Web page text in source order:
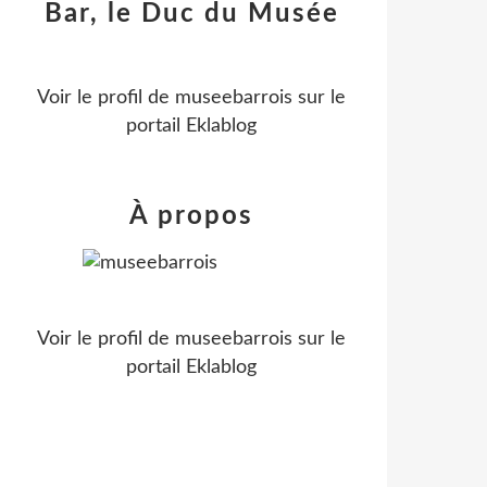
Bar, le Duc du Musée
Voir le profil de museebarrois sur le
portail Eklablog
À propos
Voir le profil de museebarrois sur le
portail Eklablog